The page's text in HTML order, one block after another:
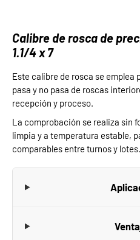
Calibre de rosca de
1.1/4 x 7
Este calibre de rosca se
pasa y no pasa de roscas
recepción y proceso.
La comprobación se realiza sin
limpia y a temperatura estable,
comparables entre turnos y lotes.